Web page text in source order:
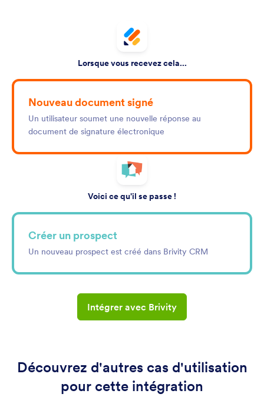
Lorsque vous recevez cela...
Nouveau document signé
Un utilisateur soumet une nouvelle réponse au
document de signature électronique
Voici ce qu'il se passe !
Créer un prospect
Un nouveau prospect est créé dans Brivity CRM
Intégrer avec Brivity
Découvrez d'autres cas d'utilisation
pour cette intégration